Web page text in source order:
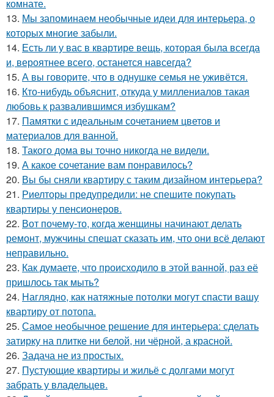
комнате.
13. Мы запоминаем необычные идеи для интерьера, о
которых многие забыли.
14. Есть ли у вас в квартире вещь, которая была всегда
и, вероятнее всего, останется навсегда?
15. А вы говорите, что в однушке семья не уживётся.
16. Кто-нибудь объяснит, откуда у миллениалов такая
любовь к развалившимся избушкам?
17. Памятки с идеальным сочетанием цветов и
материалов для ванной.
18. Такого дома вы точно никогда не видели.
19. А какое сочетание вам понравилось?
20. Вы бы сняли квартиру с таким дизайном интерьера?
21. Риелторы предупредили: не спешите покупать
квартиры у пенсионеров.
22. Вот почему-то, когда женщины начинают делать
ремонт, мужчины спешат сказать им, что они всё делают
неправильно.
23. Как думаете, что происходило в этой ванной, раз её
пришлось так мыть?
24. Наглядно, как натяжные потолки могут спасти вашу
квартиру от потопа.
25. Самое необычное решение для интерьера: сделать
затирку на плитке ни белой, ни чёрной, а красной.
26. Задача не из простых.
27. Пустующие квартиры и жильё с долгами могут
забрать у владельцев.